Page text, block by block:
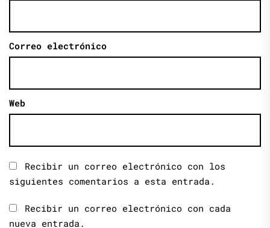
Correo electrónico
Web
Recibir un correo electrónico con los
siguientes comentarios a esta entrada.
Recibir un correo electrónico con cada
nueva entrada.